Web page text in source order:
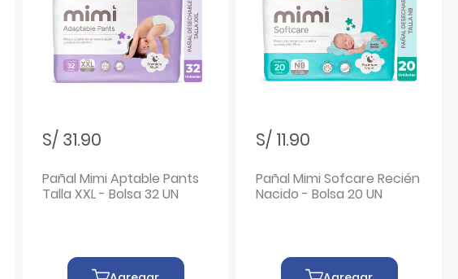
S/ 31.90
Pañal Mimi Aptable Pants
Talla XXL - Bolsa 32 UN
S/ 11.90
Pañal Mimi Sofcare Recién
Nacido - Bolsa 20 UN